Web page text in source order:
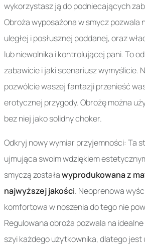
wykorzystasz ją do podniecających
Obroża wyposażona w smycz pozwala
uległej i posłusznej poddanej, oraz
lub niewolnika i kontrolującej pani. To
zabawicie i jaki scenariusz wymyślicie.
pozwólcie waszej fantazji przenieść
erotycznej przygody. Obrożę można
bez niej jako solidny choker.
Odkryj nowy wymiar przyjemności: Ta
ujmująca swoim wdziękiem
smyczą zostaławyprodukowana z
najwyższej jakości. Neoprenowa
komfortowa w noszenia do tego nie
Regulowana obroża pozwala na
szyi każdego użytkownika, dlatego jest